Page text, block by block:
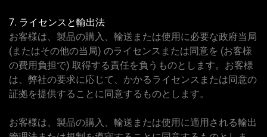
7. ライセンスと輸出法
お客様は、製品の購入、輸送または使用に必要な政府当局
(またはその他の当局) のライセンスまたは同意を (お客様
の費用負担で) 取得する責任を負うものとします。お客様
は、弊社の要求に応じて、かかるライセンスまたは同意の
証拠を提供することに同意するものとします。
お客様は、製品の購入、輸送または使用に適用される輸出